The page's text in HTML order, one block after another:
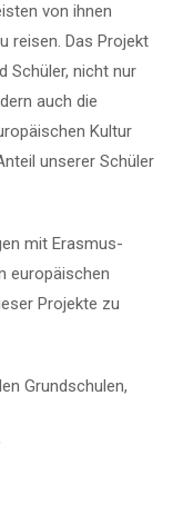
von ihnen
reisen. Das Projekt
Schüler, nicht nur
auch die
Kultur
unserer Schüler
mit Erasmus-
europäischen
Projekte zu
Grundschulen,